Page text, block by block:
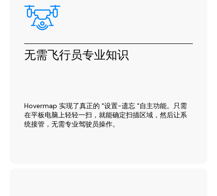
无需飞行员专业知识
Hovermap 实现了真正的 "设置-遗忘 "自主功能。只需
在平板电脑上轻轻一扫，就能确定扫描区域，然后让系
统接管，无需专业驾驶员操作。